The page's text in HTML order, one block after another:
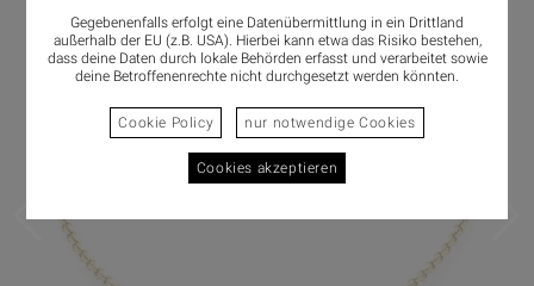
Gegebenenfalls erfolgt eine Datenübermittlung in ein Drittland
außerhalb der EU (z.B. USA). Hierbei kann etwa das Risiko bestehen,
dass deine Daten durch lokale Behörden erfasst und verarbeitet sowie
deine Betroffenenrechte nicht durchgesetzt werden könnten.
Cookie Policy nur notwendige Cookies
Cookies akzeptieren